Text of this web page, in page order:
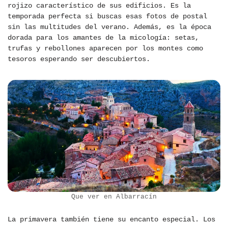
rojizo característico de sus edificios. Es la
temporada perfecta si buscas esas fotos de postal
sin las multitudes del verano. Además, es la época
dorada para los amantes de la micología: setas,
trufas y rebollones aparecen por los montes como
tesoros esperando ser descubiertos.
Que ver en Albarracín
La primavera también tiene su encanto especial. Los